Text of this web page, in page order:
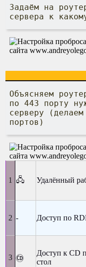
Задаём на
сервера к
Объясняем
по 443 порту
серверу
портов)
🖧 Удалённый
- Доступ по
🄭
Доступ к CD
стол